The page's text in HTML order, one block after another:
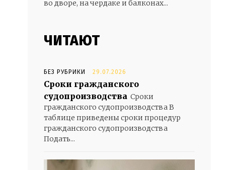
во дворе, на чердаке и балконах...
ЧИТАЮТ
БЕЗ РУБРИКИ 29.07.2026
Сроки гражданского
судопроизводства Сроки
гражданского судопроизводства В
таблице приведены сроки процедур
гражданского судопроизводства
Подать...